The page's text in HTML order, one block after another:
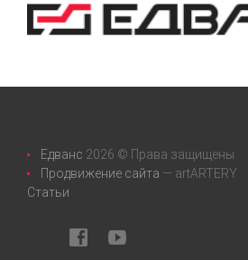
Едванс 2026 © Права защищены
Продвижение сайта — artARTERY
Статьи
facebook